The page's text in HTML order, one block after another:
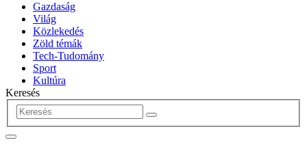
Gazdaság
Világ
Közlekedés
Zöld témák
Tech-Tudomány
Sport
Kultúra
Keresés